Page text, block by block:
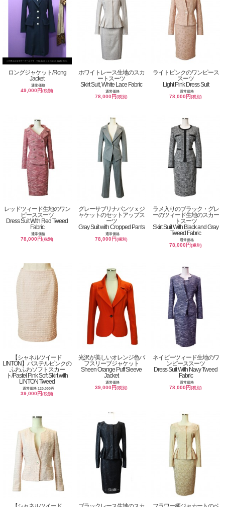
ロングジャケット/Rong
Jacket
通常価格
49,000円(税別)
ホワイトレース生地のスカ
ートスーツ
Skirt Suit, White Lace Fabric
通常価格
78,000円(税別)
ライトピンクのワンピース
スーツ
Light Pink Dress Suit
通常価格
78,000円(税別)
レッドツィード生地のワン
ピーススーツ
Dress Suit With Red Tweed
Fabric
通常価格
78,000円(税別)
グレーサブリナパンツｘジ
ャケットのセットアップス
ーツ
Gray Suit with Cropped Pants
通常価格
78,000円(税別)
ラメ入りのブラック・グレ
ーのツィード生地のスカー
トスーツ
Skirt Suit With Black and Gray
Tweed Fabric
通常価格
78,000円(税別)
【シャネルツイード
LINTON】パステルピンクの
ふわふわソフトスカー
ト/Pastel Pink Soft Skirt with
LINTON Tweed
通常価格 120,000円
39,000円(税別)
光沢が美しいオレンジ色パ
フスリーブジャケット
Sheen Orange Puff Sleeve
Jacket
通常価格
39,000円(税別)
ネイビーツィード生地のワ
ンピーススーツ
Dress Suit With Navy Tweed
Fabric
通常価格
78,000円(税別)